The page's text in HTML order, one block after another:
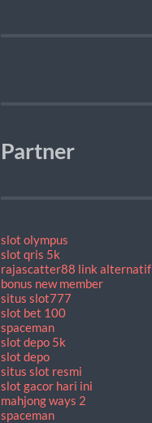
Partner
slot olympus
slot qris 5k
rajascatter88 link alternatif
bonus new member
situs slot777
slot bet 100
spaceman
slot depo 5k
slot depo
situs slot resmi
slot gacor hari ini
mahjong ways 2
spaceman